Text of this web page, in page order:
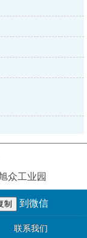
众工业园
制 到微信
联系我们